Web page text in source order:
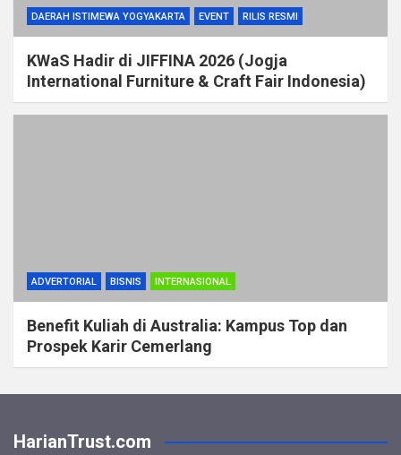
DAERAH ISTIMEWA YOGYAKARTA EVENT RILIS RESMI
KWaS Hadir di JIFFINA 2026 (Jogja
International Furniture & Craft Fair Indonesia)
ADVERTORIAL BISNIS INTERNASIONAL
Benefit Kuliah di Australia: Kampus Top dan
Prospek Karir Cemerlang
HarianTrust.com